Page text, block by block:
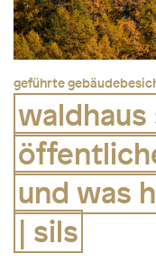
geführte
waldhaus
und was
| sils